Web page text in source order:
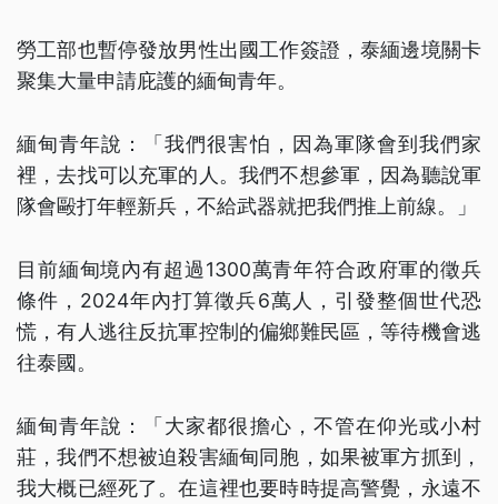
勞工部也暫停發放男性出國工作簽證，泰緬邊境關卡
聚集大量申請庇護的緬甸青年。
緬甸青年說：「我們很害怕，因為軍隊會到我們家
裡，去找可以充軍的人。我們不想參軍，因為聽說軍
隊會毆打年輕新兵，不給武器就把我們推上前線。」
目前緬甸境內有超過1300萬青年符合政府軍的徵兵
條件，2024年內打算徵兵6萬人，引發整個世代恐
慌，有人逃往反抗軍控制的偏鄉難民區，等待機會逃
往泰國。
緬甸青年說：「大家都很擔心，不管在仰光或小村
莊，我們不想被迫殺害緬甸同胞，如果被軍方抓到，
我大概已經死了。在這裡也要時時提高警覺，永遠不